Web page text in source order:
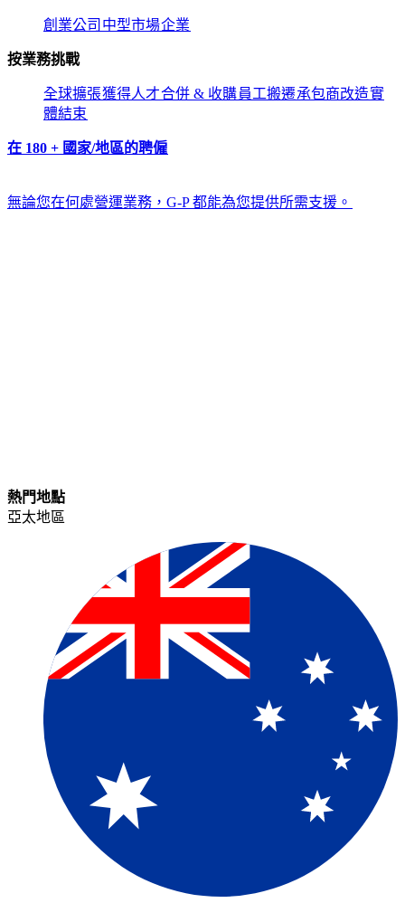
創業公司​​ 中型市場​​企業​​
按業務挑戰​​
全球擴張​​獲得人才​​合併 & 收購​​員工搬遷​​承包商改造​​實
體結束​​
在 180 + 國家/地區的聘僱​​
無論您在何處營運業務，G-P 都能為您提供所需支援。​​
熱門地點​​
亞太地區​​